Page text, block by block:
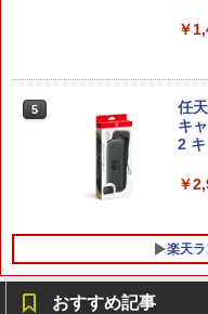
￥
5
任
キ
2
￥
楽天
おすすめ記事